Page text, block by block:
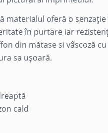
materialul oferă o
în purtare iar
din mătase si vâscoză
sa ușoară.
cald